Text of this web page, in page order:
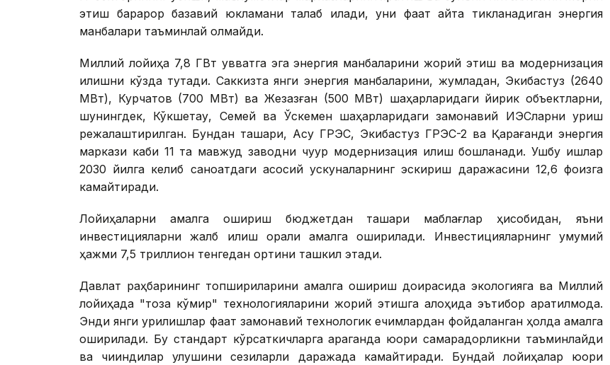
этиш барқарор базавий юкламани талаб қилади, уни фақат қайта тикланадиган энергия
манбалари таъминлай олмайди.
Миллий лойиҳа 7,8 ГВт қувватга эга энергия манбаларини жорий этиш ва модернизация
қилишни кўзда тутади. Саккизта янги энергия манбаларини, жумладан, Экибастуз (2640
МВт), Курчатов (700 МВт) ва Жезқазған (500 МВт) шаҳарларидаги йирик объектларни,
шунингдек, Кўкшетау, Семей ва Ўскемен шаҳарларидаги замонавий ИЭСларни қуриш
режалаштирилган. Бундан ташқари, Ақсу ГРЭС, Экибастуз ГРЭС-2 ва Қарағанди энергия
маркази каби 11 та мавжуд заводни чуқур модернизация қилиш бошланади. Ушбу ишлар
2030 йилга келиб саноатдаги асосий ускуналарнинг эскириш даражасини 12,6 фоизга
камайтиради.
Лойиҳаларни амалга ошириш бюджетдан ташқари маблағлар ҳисобидан, яъни
инвестицияларни жалб қилиш орқали амалга оширилади. Инвестицияларнинг умумий
ҳажми 7,5 триллион тенгедан ортиқни ташкил этади.
Давлат раҳбарининг топшириқларини амалга ошириш доирасида экологияга ва Миллий
лойиҳада "тоза кўмир" технологияларини жорий этишга алоҳида эътибор қаратилмоқда.
Энди янги қурилишлар фақат замонавий технологик ечимлардан фойдаланган ҳолда амалга
оширилади. Бу стандарт кўрсаткичларга қараганда юқори самарадорликни таъминлайди
ва чиқиндилар улушини сезиларли даражада камайтиради. Бундай лойиҳалар юқори